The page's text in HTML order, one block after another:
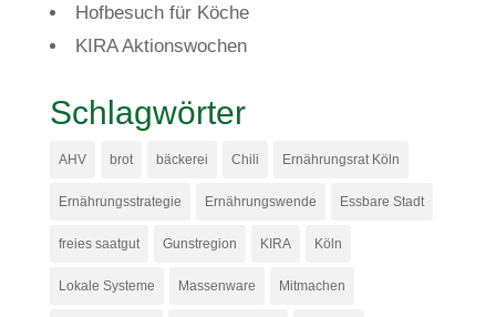
Hofbesuch für Köche
KIRA Aktionswochen
Schlagwörter
AHV brot bäckerei Chili Ernährungsrat Köln
Ernährungsstrategie Ernährungswende Essbare Stadt
freies saatgut Gunstregion KIRA Köln
Lokale Systeme Massenware Mitmachen